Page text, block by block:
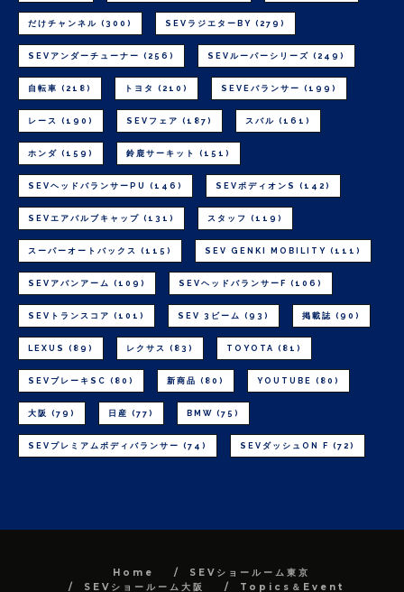
だけチャンネル (300) SEVラジエターBY (279)
SEVアンダーチューナー (256) SEVルーパーシリーズ (249)
自転車 (218) トヨタ (210) SEVEバランサー (199)
レース (190) SEVフェア (187) スバル (161)
ホンダ (159) 鈴鹿サーキット (151)
SEVヘッドバランサーPU (146) SEVボディオンS (142)
SEVエアバルブキャップ (131) スタッフ (119)
スーパーオートバックス (115) SEV GENKI MOBILITY (111)
SEVアバンアーム (109) SEVヘッドバランサーF (106)
SEVトランスコア (101) SEV 3ビーム (93) 掲載誌 (90)
LEXUS (89) レクサス (83) TOYOTA (81)
SEVブレーキSC (80) 新商品 (80) YOUTUBE (80)
大阪 (79) 日産 (77) BMW (75)
SEVプレミアムボディバランサー (74) SEVダッシュON F (72)
Home
SEVショールーム東京
SEVショールーム大阪
Topics＆Event